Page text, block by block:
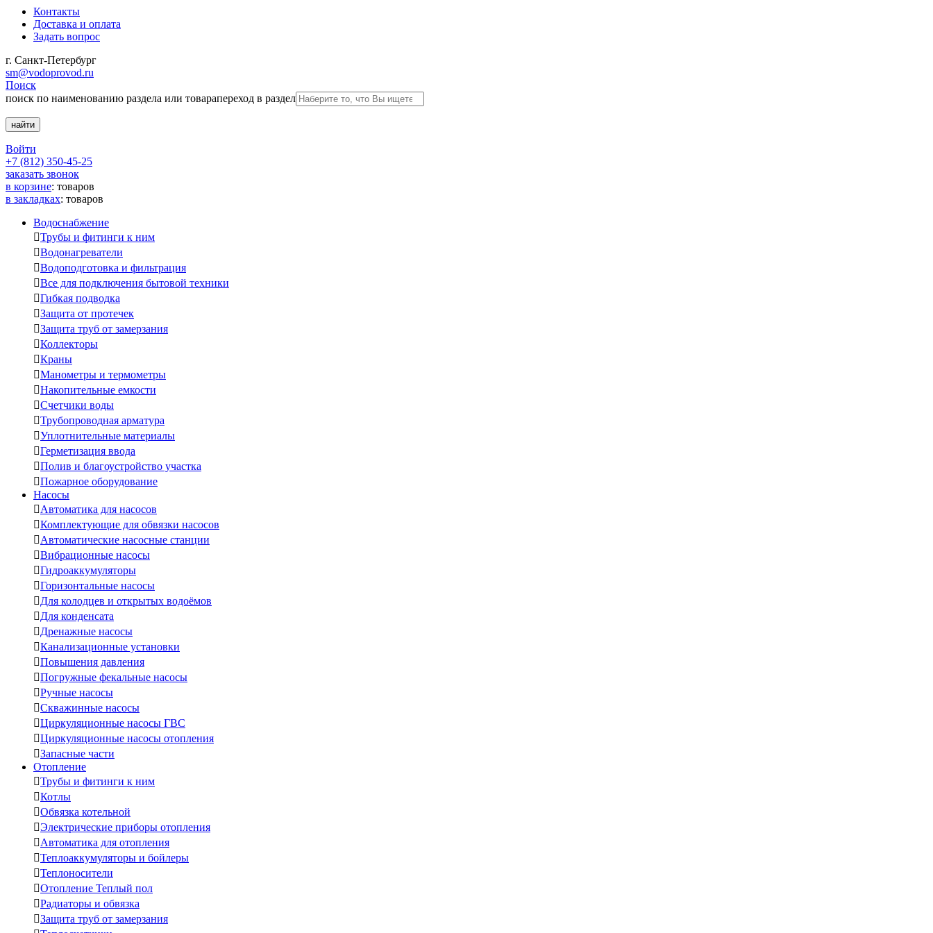
Контакты
Доставка и оплата
Задать вопрос
г. Санкт-Петербург
sm@vodoprovod.ru
Поиск
поиск по наименованию раздела или товарапереход в раздел
Войти
+7 (812) 350-45-25
заказать звонок
в корзине: товаров
в закладках: товаров
Водоснабжение
Трубы и фитинги к ним
Водонагреватели
Водоподготовка и фильтрация
Все для подключения бытовой техники
Гибкая подводка
Защита от протечек
Защита труб от замерзания
Коллекторы
Краны
Манометры и термометры
Накопительные емкости
Счетчики воды
Трубопроводная арматура
Уплотнительные материалы
Герметизация ввода
Полив и благоустройство участка
Пожарное оборудование
Насосы
Автоматика для насосов
Комплектующие для обвязки насосов
Автоматические насосные станции
Вибрационные насосы
Гидроаккумуляторы
Горизонтальные насосы
Для колодцев и открытых водоёмов
Для конденсата
Дренажные насосы
Канализационные установки
Повышения давления
Погружные фекальные насосы
Ручные насосы
Скважинные насосы
Циркуляционные насосы ГВС
Циркуляционные насосы отопления
Запасные части
Отопление
Трубы и фитинги к ним
Котлы
Обвязка котельной
Электрические приборы отопления
Автоматика для отопления
Теплоаккумуляторы и бойлеры
Теплоносители
Отопление Теплый пол
Радиаторы и обвязка
Защита труб от замерзания